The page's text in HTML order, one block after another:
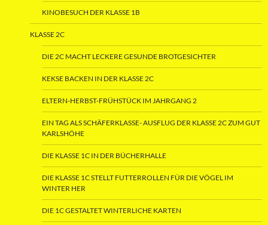
KINOBESUCH DER KLASSE 1B
KLASSE 2C
DIE 2C MACHT LECKERE GESUNDE BROTGESICHTER
KEKSE BACKEN IN DER KLASSE 2C
ELTERN-HERBST-FRÜHSTÜCK IM JAHRGANG 2
EIN TAG ALS SCHÄFERKLASSE- AUSFLUG DER KLASSE 2C ZUM GUT
KARLSHÖHE
DIE KLASSE 1C IN DER BÜCHERHALLE
DIE KLASSE 1C STELLT FUTTERROLLEN FÜR DIE VÖGEL IM
WINTER HER
DIE 1C GESTALTET WINTERLICHE KARTEN